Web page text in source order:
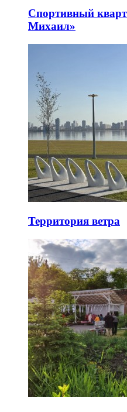
Спортивный
Михаил»
Территория ветра